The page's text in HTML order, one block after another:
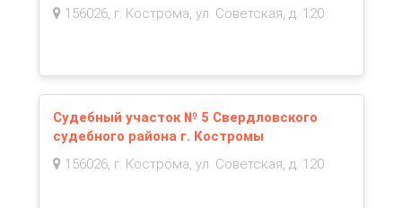
156026, г. Кострома, ул. Советская, д. 120
Судебный участок № 5 Свердловского
судебного района г. Костромы
156026, г. Кострома, ул. Советская, д. 120